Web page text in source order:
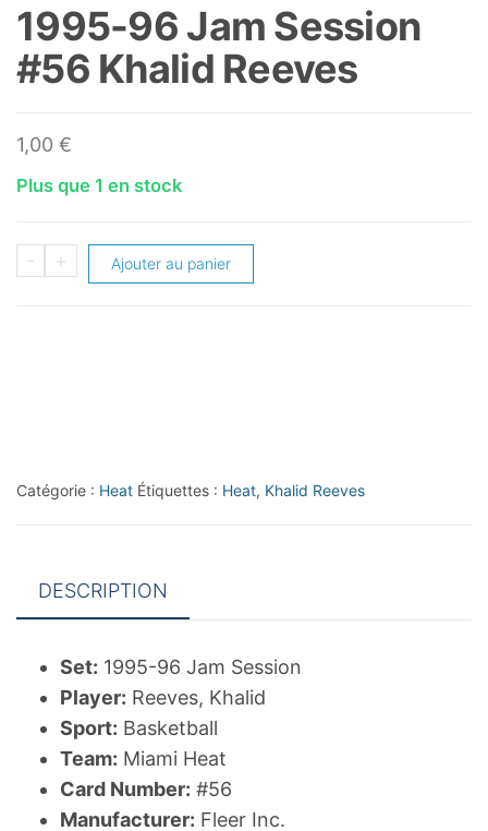
1995-96 Jam Session
#56 Khalid Reeves
1,00 €
Plus que 1 en stock
-
quantité
Reeves
+ Ajouter au panier
Catégorie : Heat Étiquettes : Heat, Khalid Reeves
DESCRIPTION
Set: 1995-96 Jam Session
Player: Reeves, Khalid
Sport: Basketball
Team: Miami Heat
Card Number: #56
Manufacturer: Fleer Inc.